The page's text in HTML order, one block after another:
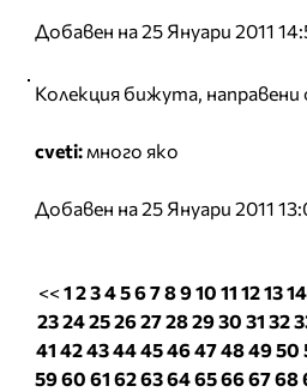
Добавен на 25 Януари 2011
Колекция бижута,
cveti:много яко
Добавен на 25 Януари 2011
<<1 2345678910 11 121314
2324252627282930 31 32
41 424344454647484950
5960 61 62636465666768